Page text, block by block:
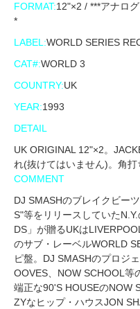
FORMAT:12"×2 / ***アナロ
*
LABEL:WORLD SERIES
CAT#:WORLD 3
COUNTRY:UK
YEAR:1993
DETAIL
UK ORIGINAL 12"×2。
れ(抜けてはいません)。角打
COMMENT
DJ SMASHのブレイクビー
S"等をリリースしていた
DS」が贈るUKは
のサブ・レーベルWORLD
ピ盤。DJ SMASHのプロジ
OOVES、NOW SCHOOL等
端正な90'S HOUSEのNOW
ZYなヒップ・ハウスJON